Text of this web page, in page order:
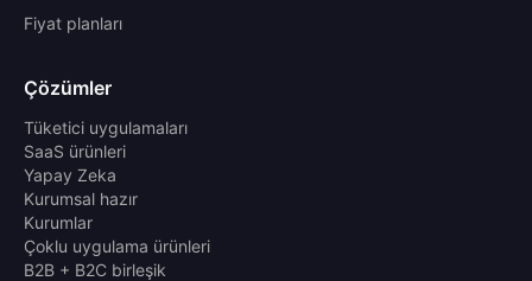
Fiyat planları
Çözümler
Tüketici uygulamaları
SaaS ürünleri
Yapay Zeka
Kurumsal hazır
Kurumlar
Çoklu uygulama ürünleri
B2B + B2C birleşik